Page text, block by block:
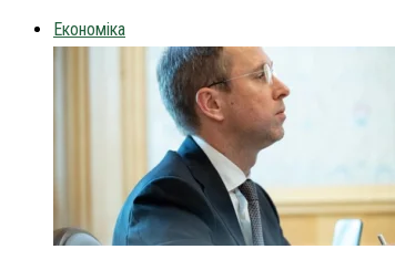
Економіка